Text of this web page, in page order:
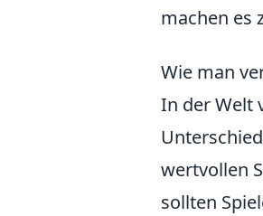
machen es
Wie man
In der Welt
wertvollen
sollten